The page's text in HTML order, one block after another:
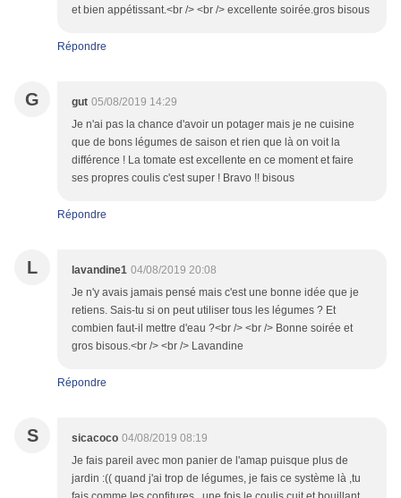
et bien appétissant.<br /> <br /> excellente soirée.gros bisous
Répondre
G gut 05/08/2019 14:29
Je n'ai pas la chance d'avoir un potager mais je ne cuisine
que de bons légumes de saison et rien que là on voit la
différence ! La tomate est excellente en ce moment et faire
ses propres coulis c'est super ! Bravo !! bisous
Répondre
L lavandine1 04/08/2019 20:08
Je n'y avais jamais pensé mais c'est une bonne idée que je
retiens. Sais-tu si on peut utiliser tous les légumes ? Et
combien faut-il mettre d'eau ?<br /> <br /> Bonne soirée et
gros bisous.<br /> <br /> Lavandine
Répondre
S sicacoco 04/08/2019 08:19
Je fais pareil avec mon panier de l'amap puisque plus de
jardin :(( quand j'ai trop de légumes, je fais ce système là ,tu